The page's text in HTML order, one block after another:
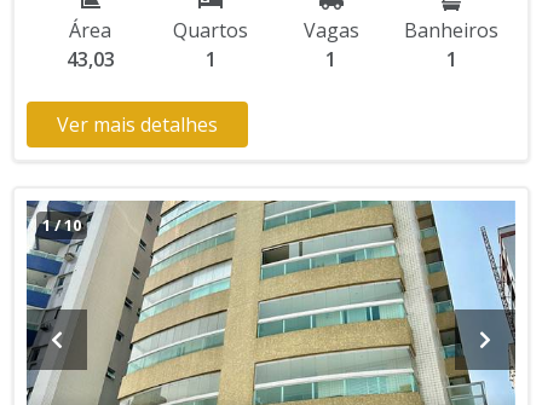
Salão de Jogos, Salão de Festas, Espaço Gourmet,
Churrasqueira Aceita Financiamento Direto com a
Construtora Entrada de R$ 144.000,00 84 Parcelas Mensais
360.000,00 valor Total * Os valores e disponibilidade podem
ser alterados sem prévio aviso. Favor verificar entrando em
Área
43,03
Quartos
1
Vagas
1
Banheiros
1
Ver mais detalhes
1/10